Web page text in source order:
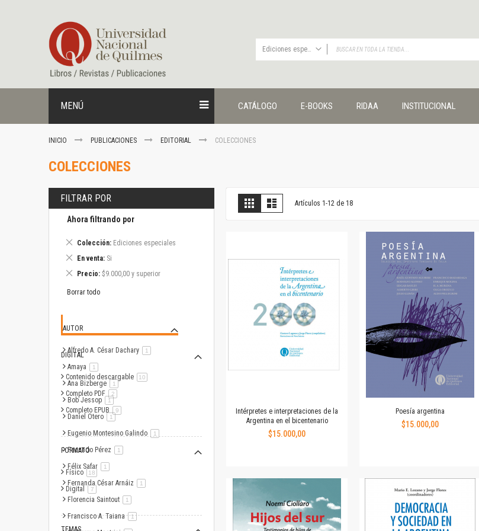
contenido
Publicaciones
Editorial
Horizontes en las artes
La ideología argentina y latinoamericana
Las ciudades y las ideas
Serie Nuevas aproximaciones
Serie Clásicos latinoamericanos
Música y ciencia
Serie Arte sonoro
Serie digital
Territorio y acumulación: conflictividades y alternativas
Redes
Revista de Ciencias Sociales. Primera época
MENÚ CATÁLOGO E-BOOKS RIDAA INSTITUCIONAL
INICIO PUBLICACIONES EDITORIAL COLECCIONES
COLECCIONES
Ver
como
Grilla Lista Artículos 1-12 de 18
Intérpretes e interpretaciones de la
Argentina en el bicentenario
$15.000,00
Poesía argentina
$15.000,00
FILTRAR POR
Ahora filtrando por
Colección Ediciones especiales
Eliminar
artículo
En venta Si
Eliminar
artículo
Precio $9.000,00 y superior
Eliminar
artículo
Borrar todo
AUTOR
Alfredo A. César Dachary 1
Amaya 1
Ana Bizberge 1 artículo
Bob Jessop 1artículo
Daniel Otero 1artículo
Eugenio Montesino Galindo 1
Facundo Pérez 1
Félix Safar 1
Fernanda César Arnáiz 1
Florencia Saintout 1
Francisco A. Taiana 1artículo
DIGITAL
Contenido descargable 10
Completo PDF 2artículo
Completo EPUB 9artículo
FORMATO
Físico 18 artículo
Digital 7artículo
TEMAS